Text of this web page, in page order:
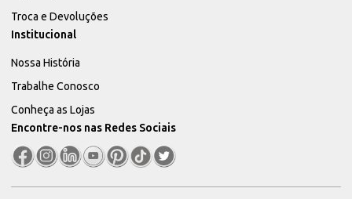
Troca e Devoluções
Institucional
Nossa História
Trabalhe Conosco
Conheça as Lojas
Encontre-nos nas Redes Sociais